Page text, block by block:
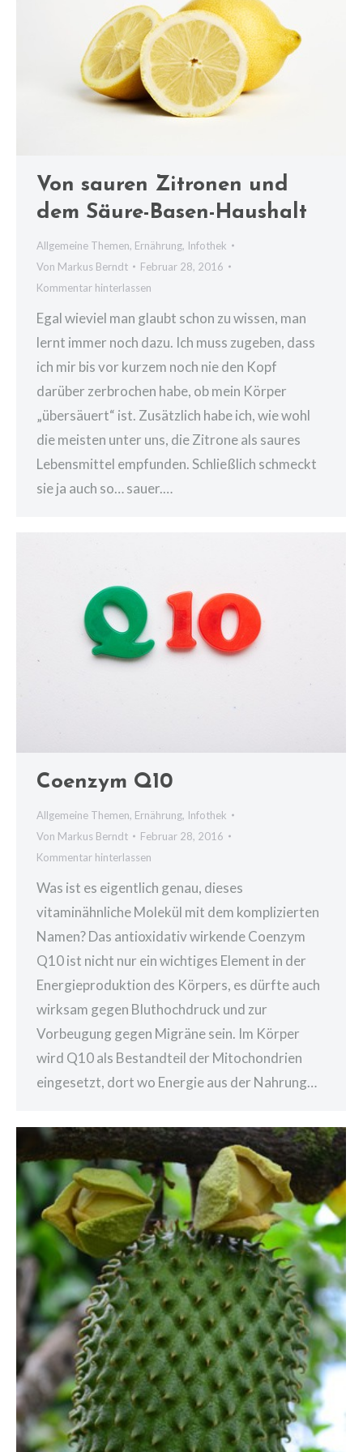
Von sauren Zitronen und
dem Säure-Basen-Haushalt
Allgemeine Themen, Ernährung, Infothek
Von Markus Berndt
Februar 28, 2016
Kommentar hinterlassen
Egal wieviel man glaubt schon zu wissen, man
lernt immer noch dazu. Ich muss zugeben, dass
ich mir bis vor kurzem noch nie den Kopf
darüber zerbrochen habe, ob mein Körper
„übersäuert“ ist. Zusätzlich habe ich, wie wohl
die meisten unter uns, die Zitrone als saures
Lebensmittel empfunden. Schließlich schmeckt
sie ja auch so… sauer.…
Coenzym Q10
Allgemeine Themen, Ernährung, Infothek
Von Markus Berndt
Februar 28, 2016
Kommentar hinterlassen
Was ist es eigentlich genau, dieses
vitaminähnliche Molekül mit dem komplizierten
Namen? Das antioxidativ wirkende Coenzym
Q10 ist nicht nur ein wichtiges Element in der
Energieproduktion des Körpers, es dürfte auch
wirksam gegen Bluthochdruck und zur
Vorbeugung gegen Migräne sein. Im Körper
wird Q10 als Bestandteil der Mitochondrien
eingesetzt, dort wo Energie aus der Nahrung…